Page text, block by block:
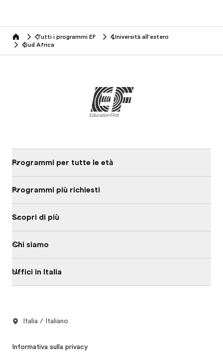
home Tutti i programmi EF
Università all'estero
Sud Africa
Programmi per tutte le età
Programmi più richiesti
Scopri di più
Chi siamo
Uffici in Italia
Italia / Italiano
Informativa sulla privacy